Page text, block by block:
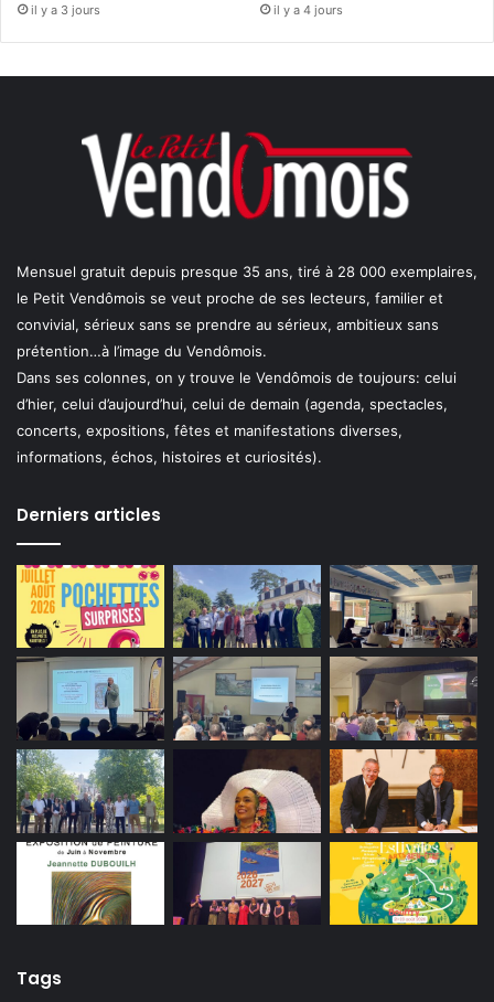
il y a 3 jours il y a 4 jours
Mensuel gratuit depuis presque 35 ans, tiré à 28 000 exemplaires,
le Petit Vendômois se veut proche de ses lecteurs, familier et
convivial, sérieux sans se prendre au sérieux, ambitieux sans
prétention…à l’image du Vendômois.
Dans ses colonnes, on y trouve le Vendômois de toujours: celui
d’hier, celui d’aujourd’hui, celui de demain (agenda, spectacles,
concerts, expositions, fêtes et manifestations diverses,
informations, échos, histoires et curiosités).
Derniers articles
Tags